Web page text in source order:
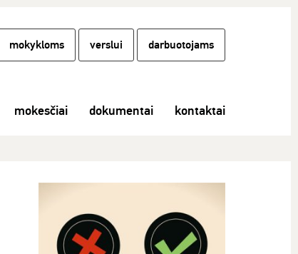
mokykloms verslui darbuotojams
mokesčiai dokumentai kontaktai